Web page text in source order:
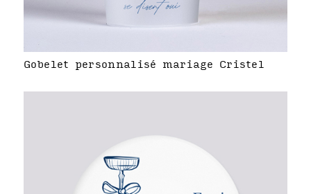
Gobelet personnalisé mariage Cristel